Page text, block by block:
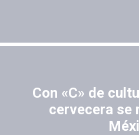
Con «C» de
cervecera se